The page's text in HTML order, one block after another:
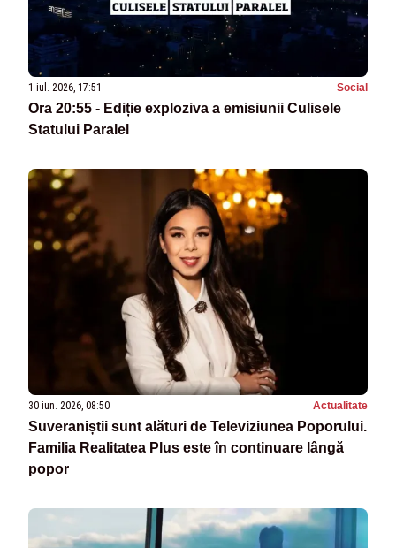
1 iul. 2026, 17:51 Social
Ora 20:55 - Ediție exploziva a emisiunii Culisele
Statului Paralel
30 iun. 2026, 08:50 Actualitate
Suveraniștii sunt alături de Televiziunea Poporului.
Familia Realitatea Plus este în continuare lângă
popor